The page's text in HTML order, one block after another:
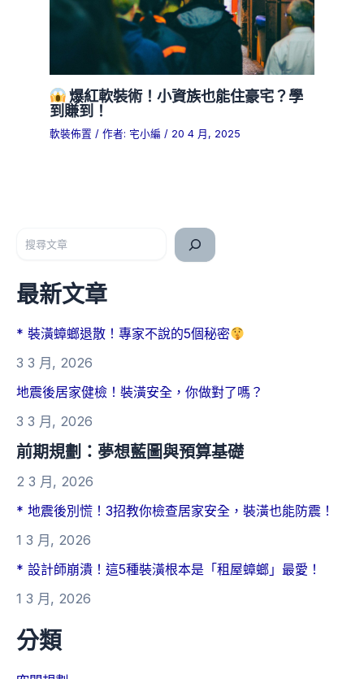
爆紅軟裝術！小資族也能住豪宅？學
到賺到！
軟裝佈置 / 作者: 宅小編 / 20 4 月, 2025
最新文章
* 裝潢蟑螂退散！專家不說的5個秘密
3 3 月, 2026
地震後居家健檢！裝潢安全，你做對了嗎？
3 3 月, 2026
前期規劃：夢想藍圖與預算基礎
2 3 月, 2026
* 地震後別慌！3招教你檢查居家安全，裝潢也能防震！
1 3 月, 2026
* 設計師崩潰！這5種裝潢根本是「租屋蟑螂」最愛！
1 3 月, 2026
分類